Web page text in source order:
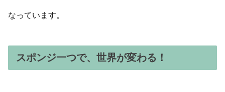
なっています。
スポンジ一つで、世界が変わる！